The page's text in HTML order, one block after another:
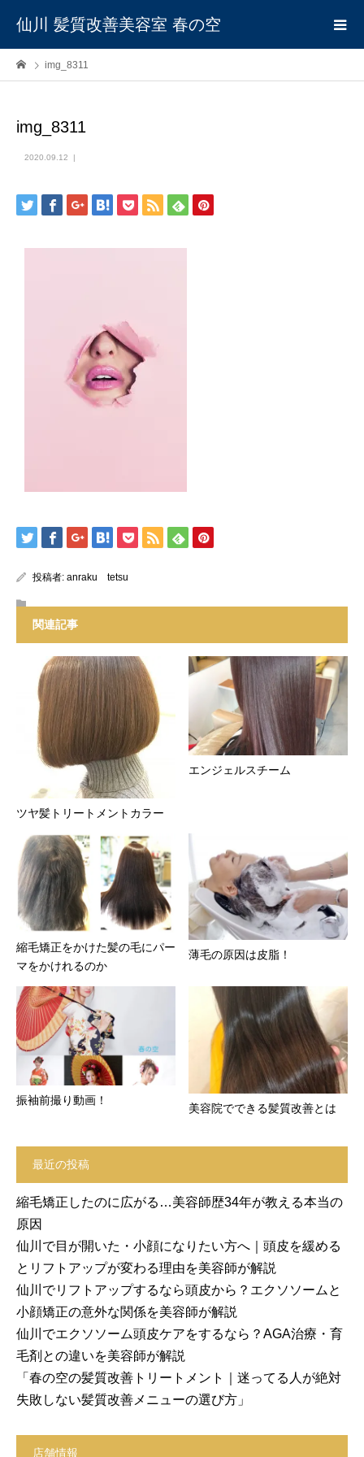
仙川 髪質改善美容室 春の空
img_8311
img_8311
2020.09.12
投稿者: anraku tetsu
関連記事
ツヤ髪トリートメントカラー
エンジェルスチーム
縮毛矯正をかけた髪の毛にパー
マをかけれるのか
薄毛の原因は皮脂！
振袖前撮り動画！
美容院でできる髪質改善とは
最近の投稿
縮毛矯正したのに広がる…美容師歴34年が教える本当の
原因
仙川で目が開いた・小顔になりたい方へ｜頭皮を緩める
とリフトアップが変わる理由を美容師が解説
仙川でリフトアップするなら頭皮から？エクソソームと
小顔矯正の意外な関係を美容師が解説
仙川でエクソソーム頭皮ケアをするなら？AGA治療・育
毛剤との違いを美容師が解説
「春の空の髪質改善トリートメント｜迷ってる人が絶対
失敗しない髪質改善メニューの選び方」
店舗情報